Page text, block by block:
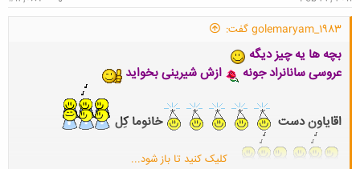
golemaryam_1983 گفت:
بچه ها یه چیز دیگه
عروسی سانانراد جونه
ازش شیرینی بخواید
اقایاون دست خانوما کِل
کلیک کنید تا باز شود...